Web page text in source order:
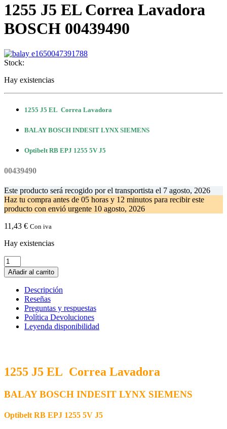
1255 J5 EL Correa Lavadora
BOSCH 00439490
Stock:
Hay existencias
1255 J5 EL Correa Lavadora
BALAY BOSCH INDESIT LYNX SIEMENS
Optibelt RB EPJ 1255 5V J5
00439490
Este producto será recogido por el transportista el 7 agosto, 2026
Haz tu compra antes de 05 horas y 12 minutos para recibir este
producto con envió urgente 10 agosto, 2026
11,43 € Con iva
Hay existencias
1255
J5
EL
Correa
Lavadora
BOSCH
00439490
cantidad
Añadir al carrito
Descripción
Reseñas
Preguntas y respuestas
Política Devoluciones
Leyenda disponibilidad
1255 J5 EL Correa Lavadora
BALAY BOSCH INDESIT LYNX SIEMENS
Optibelt RB EPJ 1255 5V J5